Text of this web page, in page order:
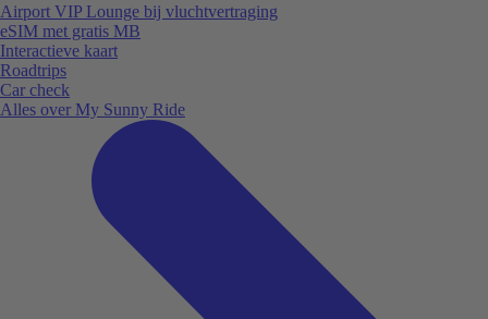
Airport VIP Lounge bij vluchtvertraging
eSIM met gratis MB
Interactieve kaart
Roadtrips
Car check
Alles over My Sunny Ride